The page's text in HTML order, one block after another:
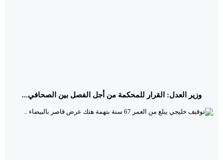
وزير العدل: القرار للمحكمة من أجل الفصل بين الصحافي...